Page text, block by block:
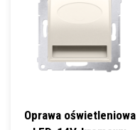
Oprawa oświetleniowa